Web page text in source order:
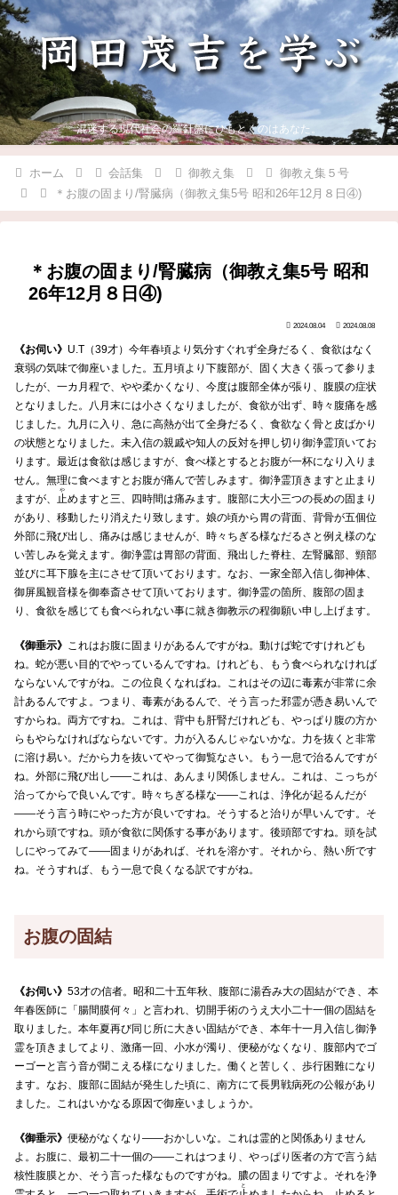
混迷する現代社会の羅針盤にひもとくのはあなた。
ホーム 会話集 御教え集
御教え集５号
＊お腹の固まり/腎臓病（御教え集5号 昭和26年12月８日④)
＊お腹の固まり/腎臓病（御教え集5号 昭和
26年12月８日④)
2024.08.04 2024.08.08
《お伺い》 U.T（39才）今年春頃より気分すぐれず全身だるく、食欲はなく
衰弱の気味で御座いました。五月頃より下腹部が、固く大きく張って参りま
したが、一カ月程で、やや柔かくなり、今度は腹部全体が張り、腹膜の症状
となりました。八月末には小さくなりましたが、食欲が出ず、時々腹痛を感
じました。九月に入り、急に高熱が出て全身だるく、食欲なく骨と皮ばかり
の状態となりました。未入信の親戚や知人の反対を押し切り御浄霊頂いてお
ります。最近は食欲は感じますが、食べ様とするとお腹が一杯になり入りま
せん。無理に食べますとお腹が痛んで苦しみます。御浄霊頂きますと止まり
ますが、 止
や
めますと三、四時間は痛みます。腹部に大小三つの長めの固まり
があり、移動したり消えたり致します。娘の頃から胃の背面、背骨が五個位
外部に飛び出し、痛みは感じませんが、時々ちぎる様なだるさと例え様のな
い苦しみを覚えます。御浄霊は胃部の背面、飛出した脊柱、左腎臓部、頸部
並びに耳下腺を主にさせて頂いております。なお、一家全部入信し御神体、
御屏風観音様を御奉斎させて頂いております。御浄霊の箇所、腹部の固ま
り、食欲を感じても食べられない事に就き御教示の程御願い申し上げます。
《御垂示》 これはお腹に固まりがあるんですがね。動けば蛇ですけれども
ね。蛇が悪い目的でやっているんですね。けれども、もう食べられなければ
ならないんですがね。この位良くなればね。これはその辺に毒素が非常に余
計あるんですよ。つまり、毒素があるんで、そう言った邪霊が憑き易いんで
すからね。両方ですね。これは、背中も肝腎だけれども、やっぱり腹の方か
らもやらなければならないです。力が入るんじゃないかな。力を抜くと非常
に溶け易い。だから力を抜いてやって御覧なさい。もう一息で治るんですが
ね。外部に飛び出し――これは、あんまり関係しません。これは、こっちが
治ってからで良いんです。時々ちぎる様な――これは、浄化が起るんだが
――そう言う時にやった方が良いですね。そうすると治りが早いんです。そ
れから頭ですね。頭が食欲に関係する事があります。後頭部ですね。頭を試
しにやってみて――固まりがあれば、それを溶かす。それから、熱い所です
ね。そうすれば、もう一息で良くなる訳ですがね。
お腹の固結
《お伺い》 53才の信者。昭和二十五年秋、腹部に湯呑み大の固結ができ、本
年春医師に「腸間膜何々」と言われ、切開手術のうえ大小二十一個の固結を
取りました。本年夏再び同じ所に大きい固結ができ、本年十一月入信し御浄
霊を頂きましてより、激痛一回、小水が濁り、便秘がなくなり、腹部内でゴ
ーゴーと言う音が聞こえる様になりました。働くと苦しく、歩行困難になり
ます。なお、腹部に固結が発生した頃に、南方にて長男戦病死の公報があり
ました。これはいかなる原因で御座いましょうか。
《御垂示》 便秘がなくなり――おかしいな。これは霊的と関係ありません
よ。お腹に、最初二十一個の――これはつまり、やっぱり医者の方で言う結
核性腹膜とか、そう言った様なものですがね。膿の固まりですよ。それを浄
と